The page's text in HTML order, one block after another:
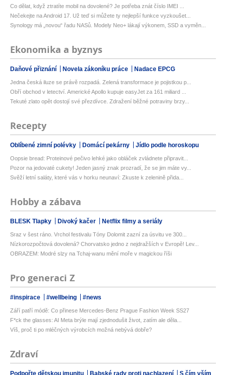
Co dělat, když ztratíte mobil na dovolené? Je potřeba znát číslo IMEI ...
Nečekejte na Android 17. Už teď si můžete ty nejlepší funkce vyzkoušet...
Synology má „novou“ řadu NASů. Modely Neo+ lákají výkonem, SSD a vyměn...
Ekonomika a byznys
Daňové přiznání Novela zákoníku práce Nadace EPCG
Jedna česká iluze se právě rozpadá. Zelená transformace je pojistkou p...
Obří obchod v letectví. Americké Apollo kupuje easyJet za 161 miliard ...
Tekuté zlato opět dostojí své přezdívce. Zdražení běžné potraviny brzy...
Recepty
Oblíbené zimní polévky Domácí pekárny Jídlo podle horoskopu
Oopsie bread: Proteinové pečivo lehké jako obláček zvládnete připravit...
Pozor na jedovaté cukety! Jeden jasný znak prozradí, že se jim máte vy...
Svěží letní saláty, které vás v horku neunaví: Zkuste k zelenině přida...
Hobby a zábava
BLESK Tlapky Divoký kačer Netflix filmy a seriály
Sraz v šest ráno. Vrchol festivalu Tóny Dolomit zazní za úsvitu ve 300...
Nízkorozpočtová dovolená? Chorvatsko jedno z nejdražších v Evropě! Lev...
OBRAZEM: Modré slzy na Tchaj-wanu mění moře v magickou říši
Pro generaci Z
#inspirace #wellbeing #news
Září patří módě: Co přinese Mercedes-Benz Prague Fashion Week SS27
F*ck the glasses: AI Meta brýle mají zjednodušit život, zatím ale děla...
Víš, proč ti po mléčných výrobcích možná nebývá dobře?
Zdraví
Podpořte dětskou imunitu Babské rady proti nachlazení
S čím vším